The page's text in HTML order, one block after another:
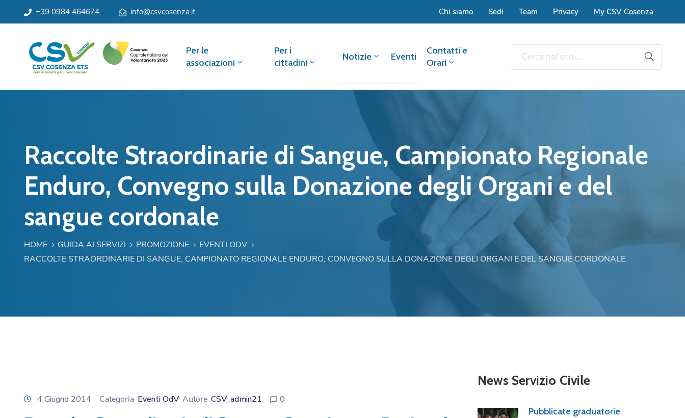
+39 0984 464674 info@csvcosenza.it Chi siamo Sedi Team Privacy My CSV Cosenza
Per le
associazioni
Per i
cittadini
Notizie Eventi
Contatti e
Orari
Raccolte Straordinarie di Sangue, Campionato Regionale
Enduro, Convegno sulla Donazione degli Organi e del
sangue cordonale
HOME GUIDA AI SERVIZI PROMOZIONE
EVENTI ODV
RACCOLTE STRAORDINARIE DI SANGUE, CAMPIONATO REGIONALE ENDURO, CONVEGNO SULLA DONAZIONE DEGLI ORGANI E DEL SANGUE CORDONALE
4 Giugno 2014 Categoria Eventi OdV Autore CSV_admin21 0
News Servizio Civile
Pubblicate graduatorie